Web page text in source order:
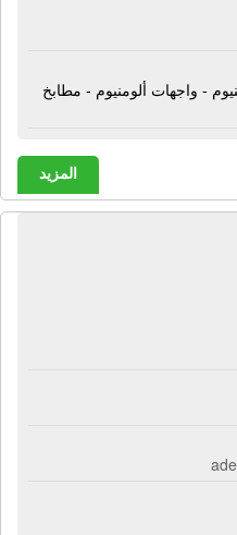
- واجهات ألومنيوم - مطابخ
المزيد